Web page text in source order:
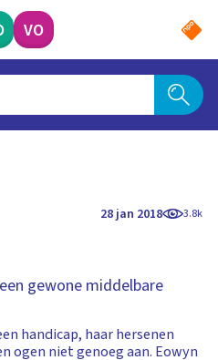
VO
28 jan 2018 3.8k
gewone middelbare
handicap, haar hersenen
ogen niet genoeg aan. Eowyn